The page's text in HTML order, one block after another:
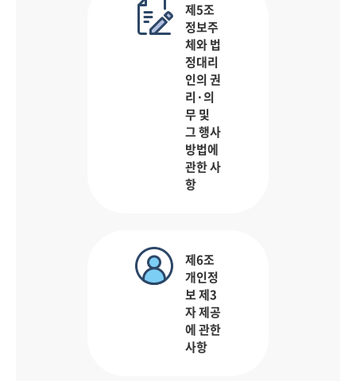
제5조
정보주
체와 법
정대리
인의 권
리·의
무 및
그 행사
방법에
관한 사
항
제6조
개인정
보 제3
자 제공
에 관한
사항